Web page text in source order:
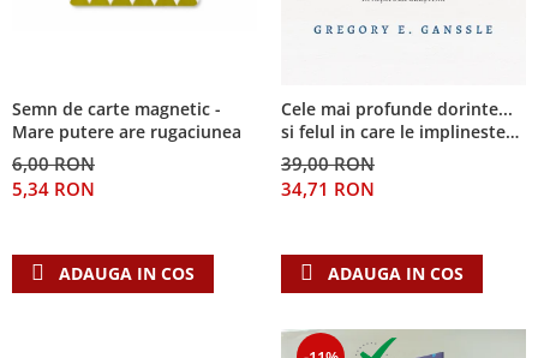
Semn de carte magnetic -
Mare putere are rugaciunea
6,00 RON
5,34 RON
ADAUGA IN COS
Cele mai profunde dorinte...
si felul in care le implineste
invatatura crestina
39,00 RON
34,71 RON
ADAUGA IN COS